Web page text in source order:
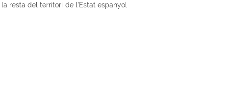
resta del territori de l’Estat espanyol